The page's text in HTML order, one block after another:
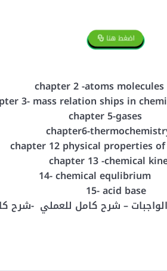
chapter 2 -atoms
3- mass relation ships in
chapter 5-gases
chapter6-
chapter 12 physical properties
chapter 13 -chemical
14- chemical
15- acid base